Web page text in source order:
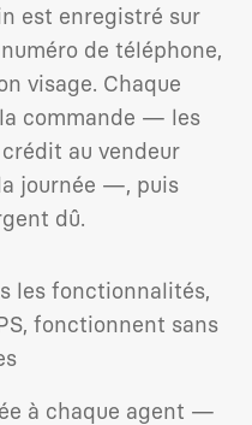
est enregistré sur
de téléphone,
visage. Chaque
commande — les
au vendeur
journée —, puis
dû.
les fonctionnalités,
fonctionnent sans
à chaque agent —